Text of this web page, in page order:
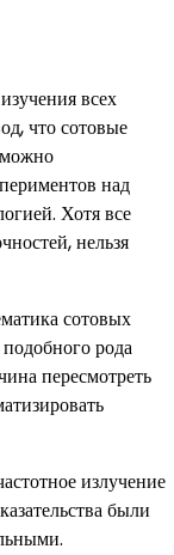
всех
что сотовые
над
Хотя все
нельзя
сотовых
рода
пересмотреть
излучение
были